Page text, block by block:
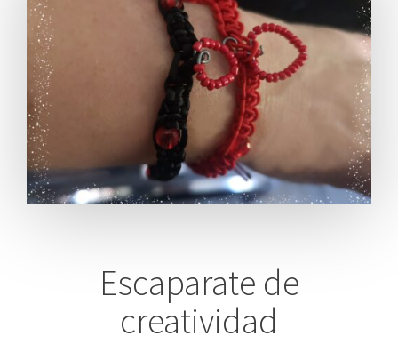
Escaparate de
creatividad